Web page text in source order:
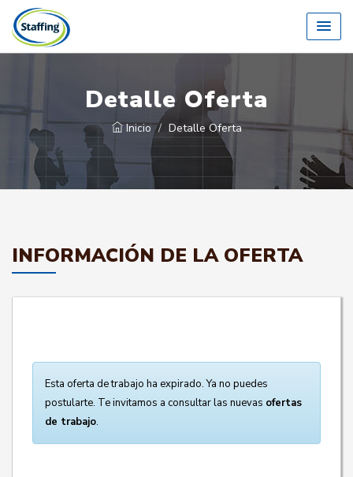
Detalle Oferta
Inicio Detalle Oferta
INFORMACIÓN DE LA OFERTA
Esta oferta de trabajo ha expirado. Ya no puedes
postularte. Te invitamos a consultar las nuevas ofertas
de trabajo.